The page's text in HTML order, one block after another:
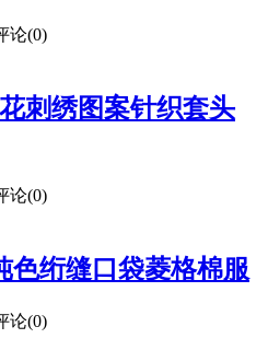
论(0)
刺绣图案针织套头
论(0)
绗缝口袋菱格棉服
论(0)